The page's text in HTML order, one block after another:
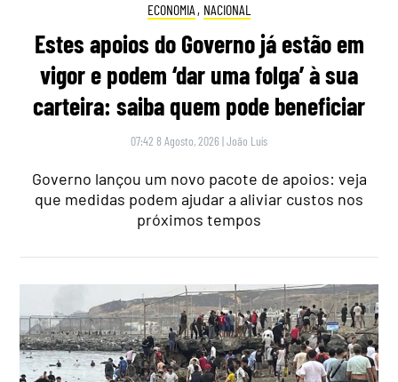
ECONOMIA , NACIONAL
Estes apoios do Governo já estão em
vigor e podem ‘dar uma folga’ à sua
carteira: saiba quem pode beneficiar
07:42 8 Agosto, 2026 |João Luís
Governo lançou um novo pacote de apoios: veja
que medidas podem ajudar a aliviar custos nos
próximos tempos